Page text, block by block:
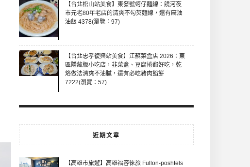
【台北松山站美食】東發號蚵仔麵線：饒河夜
市元老80年老店的清爽不勾芡麵線，還有麻油
油飯 4378(瀏覽：97)
【台北忠孝復興站美食】江蘇菜盒店 2026：東
區隱藏版小吃店，韭菜盒、豆腐捲都好吃，乾
烙做法清爽不油膩，還有必吃豬肉餡餅
7222(瀏覽：57)
近期文章
【高雄市旅遊】高雄福容徠旅 Fullon-poshtels